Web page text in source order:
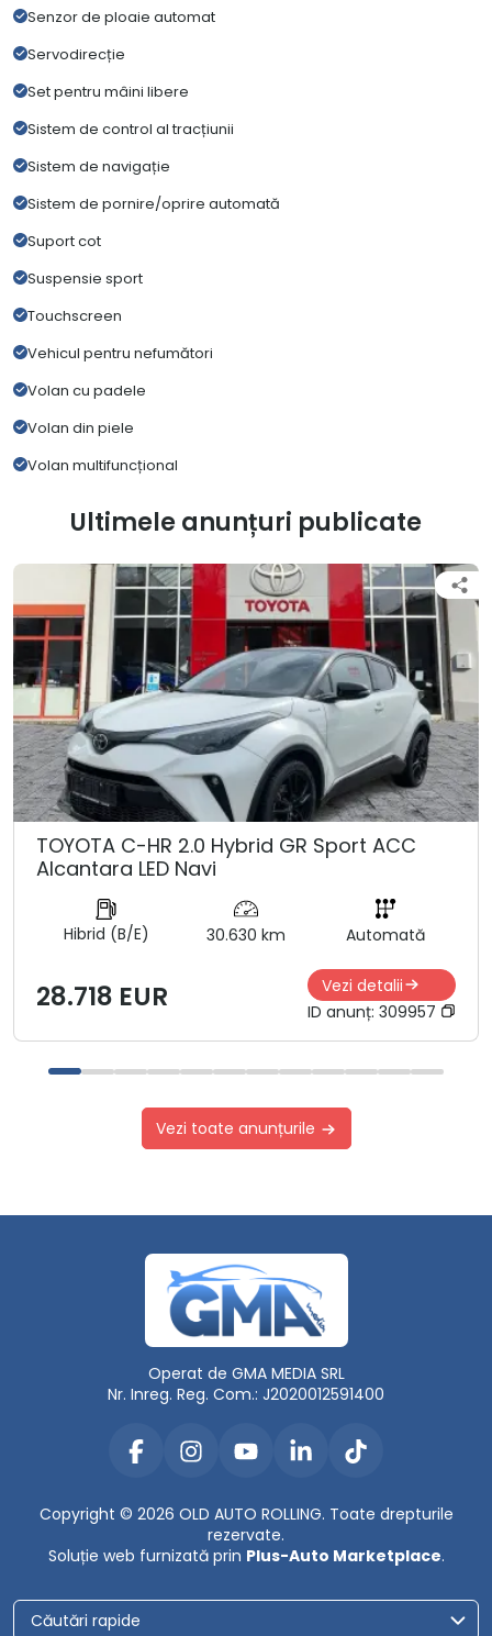
Senzor de ploaie automat
Servodirecție
Set pentru mâini libere
Sistem de control al tracțiunii
Sistem de navigație
Sistem de pornire/oprire automată
Suport cot
Suspensie sport
Touchscreen
Vehicul pentru nefumători
Volan cu padele
Volan din piele
Volan multifuncțional
Ultimele anunțuri publicate
TOYOTA C-HR 2.0 Hybrid GR Sport ACC
Alcantara LED Navi
Hibrid (B/E) 30.630 km Automată
28.718 EUR
Vezi detalii
ID anunț: 309957
Vezi toate anunțurile
Operat de GMA MEDIA SRL
Nr. Inreg. Reg. Com.: J2020012591400
Copyright © 2026 OLD AUTO ROLLING. Toate drepturile
rezervate.
Soluție web furnizată prin Plus-Auto Marketplace.
Căutări rapide